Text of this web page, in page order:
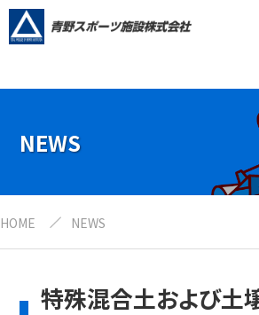
NEWS
HOME NEWS
特殊混合土および土